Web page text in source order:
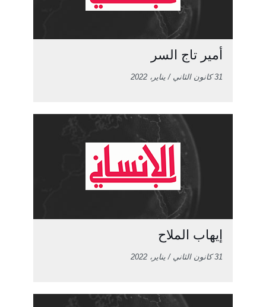
أمير تاج السر
31 كانون الثاني / يناير، 2022
إيهاب الملاح
31 كانون الثاني / يناير، 2022